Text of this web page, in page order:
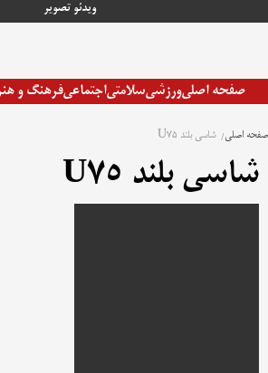
ویدئو تصویر
صفحه اصلیورزشیسلامتیاجتماعیفرهنگ و
صفحه اصلی شاسی بلند U75
شاسی بلند U75